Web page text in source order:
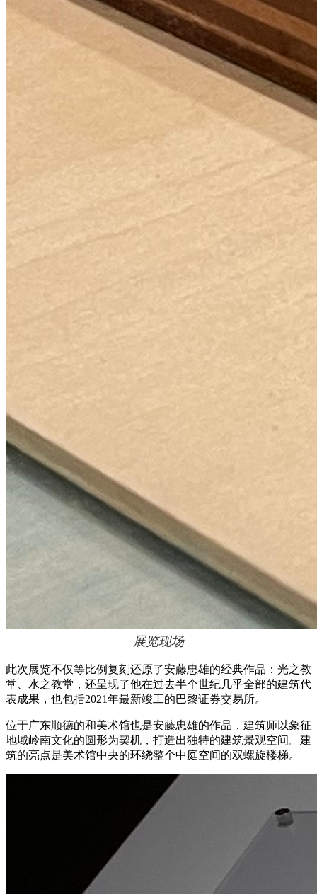
展览现场
此次展览不仅等比例复刻还原了安藤忠雄的经典作品：光之教
堂、水之教堂，还呈现了他在过去半个世纪几乎全部的建筑代
表成果，也包括2021年最新竣工的巴黎证券交易所。
位于广东顺德的和美术馆也是安藤忠雄的作品，建筑师以象征
地域岭南文化的圆形为契机，打造出独特的建筑景观空间。建
筑的亮点是美术馆中央的环绕整个中庭空间的双螺旋楼梯。